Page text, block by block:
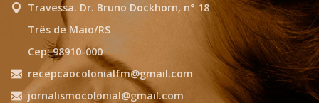
Travessa. Dr. Bruno Dockhorn, n° 18
Três de Maio/RS
Cep: 98910-000
recepcaocolonialfm@gmail.com
jornalismocolonial@gmail.com